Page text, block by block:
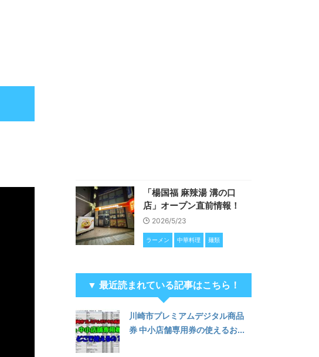
「楊国福 麻辣湯 溝の口
店」オープン直前情報！
2026/5/23
ラーメン 中華料理 麺類
▼ 最近読まれている記事はこちら！
川崎市プレミアムデジタル商品
券 中小店舗専用券の使えるお...